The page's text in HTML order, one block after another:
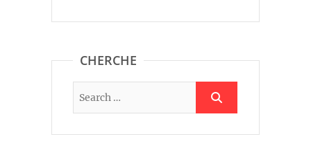
CHERCHE